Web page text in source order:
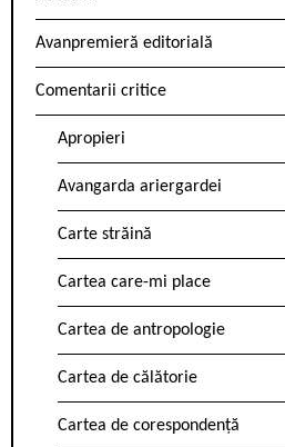
Avanpremieră editorială
Comentarii critice
Apropieri
Avangarda ariergardei
Carte străină
Cartea care-mi place
Cartea de antropologie
Cartea de călătorie
Cartea de corespondență